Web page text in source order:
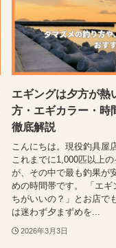
エギングは夕方が熱
方・エギカラー・時
徹底解説
こんにちは。現役釣具屋
これまでに1,000匹以上
が、その中で最も釣果が
めの時間帯です。 「エギ
ちがいいの？」とお店で
は迷わず夕まずめを...
2026年3月3日